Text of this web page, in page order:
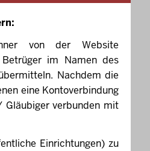
von der Website
im Namen des
Nachdem die
eine Kontoverbindung
Gläubiger verbunden mit
Einrichtungen) zu